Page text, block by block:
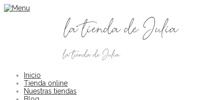
Inicio
Tienda online
Nuestras tiendas